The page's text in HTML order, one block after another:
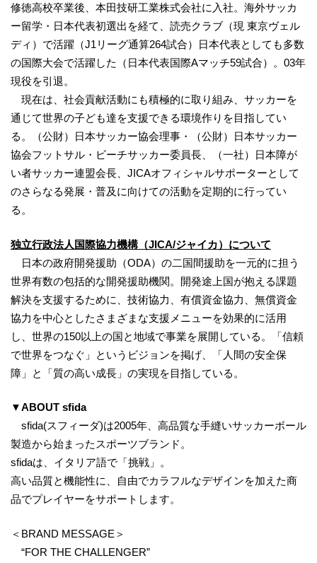
修徳高校卒業後、本田技研工業株式会社に入社。海外サッカ
ー留学・日本代表初選出を経て、読売クラブ（現 東京ヴェル
ディ）で活躍（J1リーグ通算264試合）日本代表としても多数
の国際大会で活躍した（日本代表国際Aマッチ59試合）。03年
現役を引退。
現在は、社会貢献活動にも積極的に取り組み、サッカーを
通じて世界の子ども達を支援できる環境作りを目指してい
る。（公財）日本サッカー協会理事・（公財）日本サッカー
協会フットサル・ビーチサッカー委員長、（一社）日本障が
い者サッカー連盟会長、JICAオフィシャルサポーターとして
のさらなる発展・普及に向けての活動を定期的に行ってい
る。
独立行政法人国際協力機構（JICA/ジャイカ） について
日本の政府開発援助（ODA）の二国間援助を一元的に担う
世界有数の包括的な開発援助機関。開発途上国が抱える課題
解決を支援するために、技術協力、有償資金協力、無償資金
協力を中心としたさまざまな支援メニューを効果的に活用
し、世界の150以上の国と地域で事業を展開している。「信頼
で世界をつなぐ」というビジョンを掲げ、「人間の安全保
障」と「質の高い成長」の実現を目指している。
▼ABOUT sfida
sfida(スフィーダ)は2005年、高品質な手縫いサッカーボール
製造から始まったスポーツブランド。
sfidaは、イタリア語で「挑戦」。
高い品質と機能性に、自由でカラフルなデザインを加えた商
品でプレイヤーをサポートします。
＜BRAND MESSAGE＞
“FOR THE CHALLENGER”